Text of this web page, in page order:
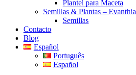
Plantel para Maceta
Semillas & Plantas – Evanthia
Semillas
Contacto
Blog
Español
Português
Español